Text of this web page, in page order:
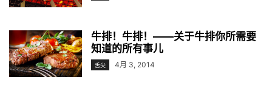
牛排！牛排！——关于牛排你所需要
知道的所有事儿
舌尖 4月 3, 2014